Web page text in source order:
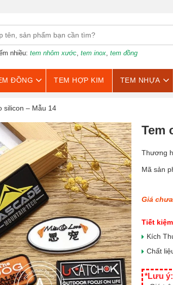
nhiều: tem nhôm xước, tem inox, tem đồng
ĐỒNG TEM HỢP KIM TEM NHỰA
silicon – Mẫu 14
Tem
Thương
Mã sản
Giá
Tiết
Kích
Chất
*Lưu ý: